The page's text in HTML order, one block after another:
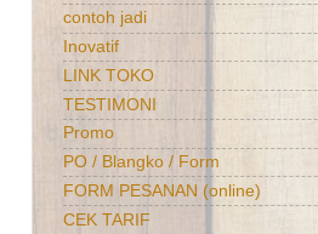
contoh jadi
Inovatif
LINK TOKO
TESTIMONI
Promo
PO / Blangko / Form
FORM PESANAN (online)
CEK TARIF